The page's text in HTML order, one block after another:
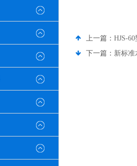
上一篇： HJS-
下一篇： 新标准